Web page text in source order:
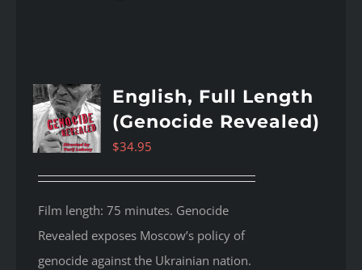
English, Full Length
(Genocide Revealed)
$34.95
Film length: 75 minutes. Genocide
Revealed exposes Moscow’s policy of
genocide against the Ukrainian nation.